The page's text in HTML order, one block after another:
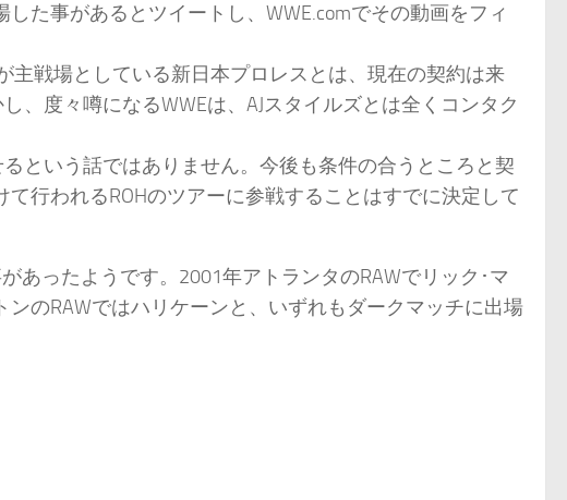
た事があるとツイートし、WWE.comでその動画をフィ
主戦場としている新日本プロレスとは、現在の契約は来
、度々噂になるWWEは、AJスタイルズとは全くコンタク
という話ではありません。今後も条件の合うところと契
行われるROHのツアーに参戦することはすでに決定して
あったようです。2001年アトランタのRAWでリック･マ
のRAWではハリケーンと、いずれもダークマッチに出場